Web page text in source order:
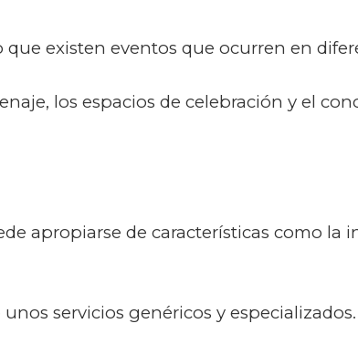
que existen eventos que ocurren en
los espacios de celebración y el
apropiarse de características como la
servicios genéricos y especializados.